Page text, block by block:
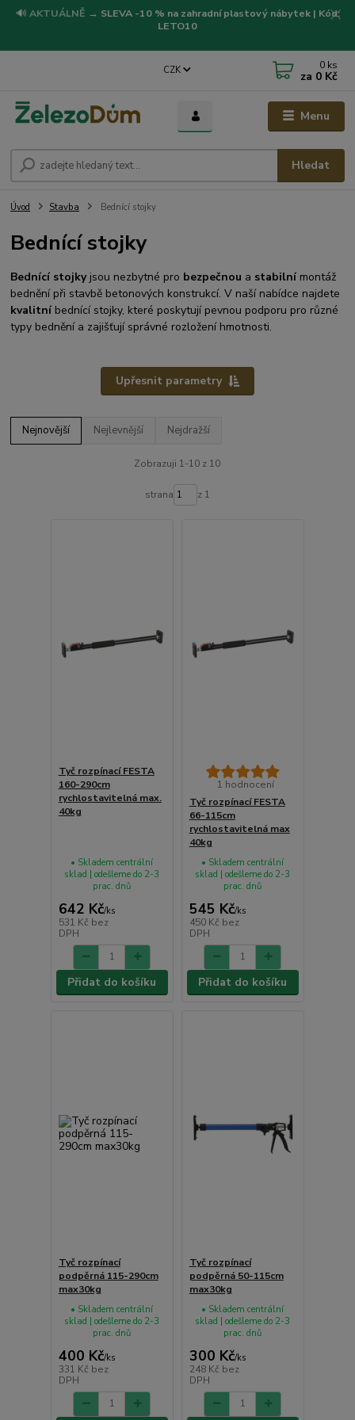
🔊 AKTUÁLNĚ → SLEVA -10 % na zahradní plastový nábytek | Kód:
LETO10
Menu
CZK
Hledat
0 ks
za 0 Kč
Úvod Stavba Bednící stojky
Bednící stojky
Bednící stojkyjsou nezbytné pro bezpečnou a stabilní montáž
bednění při stavbě betonových konstrukcí. V naší nabídce najdete
kvalitní bednící stojky, které poskytují pevnou podporu pro různé
typy bednění a zajišťují správné rozložení hmotnosti.
Upřesnit parametry
Nejnovější Nejlevnější Nejdražší
Zobrazuji 1-10 z 10
strana z 1
Tyč rozpínací FESTA
160-290cm
rychlostavitelná max.
40kg
642 Kč/ks
531 Kč bez
DPH
• Skladem centrální
sklad | odešleme do 2-3
prac. dnů
Přidat do košíku
1 hodnocení
Tyč rozpínací FESTA
66-115cm
rychlostavitelná max
40kg
545 Kč/ks
450 Kč bez
DPH
• Skladem centrální
sklad | odešleme do 2-3
prac. dnů
Přidat do košíku
Tyč rozpínací
podpěrná 115-290cm
max30kg
400 Kč/ks
331 Kč bez
DPH
• Skladem centrální
sklad | odešleme do 2-3
prac. dnů
Tyč rozpínací
podpěrná 50-115cm
max30kg
300 Kč/ks
248 Kč bez
DPH
• Skladem centrální
sklad | odešleme do 2-3
prac. dnů